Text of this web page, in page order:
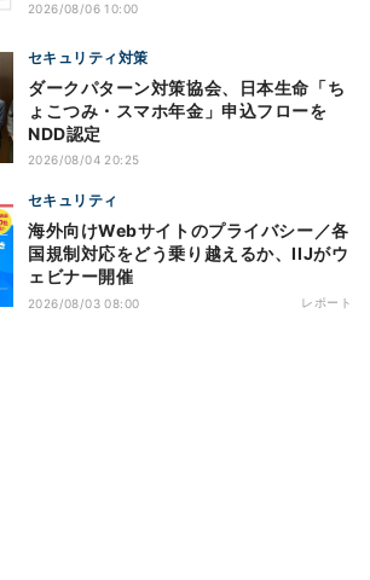
2026/08/06 10:00
セキュリティ対策
ダークパターン対策協会、日本生命「ち
ょこつみ・スマホ年金」申込フローを
NDD認定
2026/08/04 20:25
セキュリティ
海外向けWebサイトのプライバシー／各
国規制対応をどう乗り越えるか、IIJがウ
ェビナー開催
2026/08/03 08:00 レポート